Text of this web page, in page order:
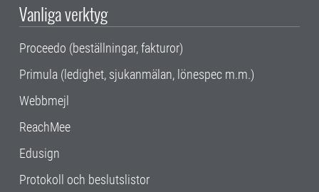
Vanliga verktyg
Proceedo (beställningar, fakturor)
Primula (ledighet, sjukanmälan, lönespec m.m.)
Webbmejl
ReachMee
Edusign
Protokoll och beslutslistor